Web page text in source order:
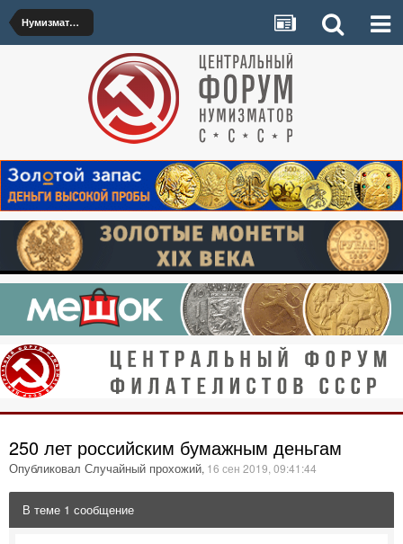
Нумизматические выставки/конференции/чтения
250 лет российским бумажным деньгам
Опубликовал Случайный прохожий, 16 сен 2019, 09:41:44
В теме 1 сообщение